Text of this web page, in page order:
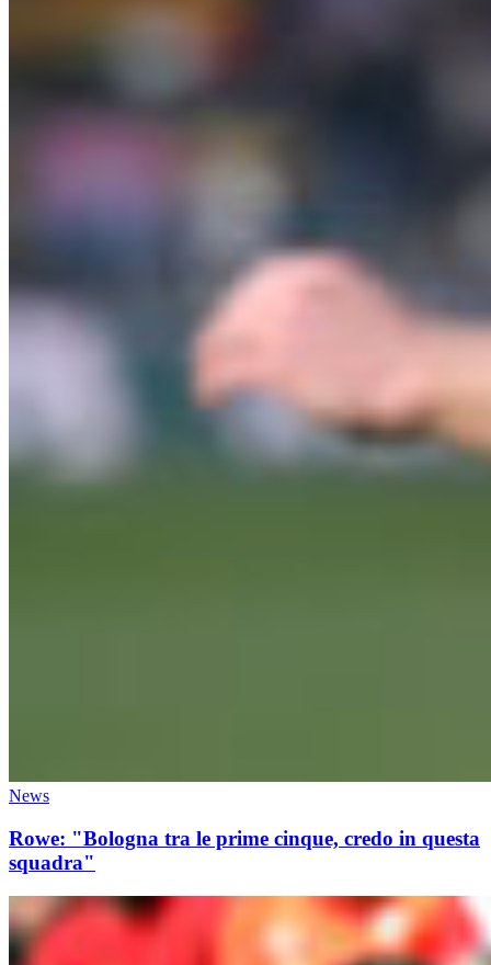
News
Rowe: "Bologna tra le prime cinque, credo in questa
squadra"